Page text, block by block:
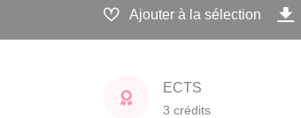
Ajouter à la sélection
ECTS
3 crédits